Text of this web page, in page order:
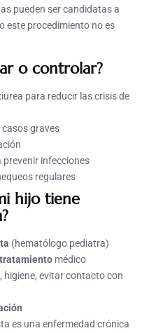
pueden ser candidatas a
este procedimiento no es
o controlar?
para reducir las crisis de
graves
infecciones
regulares
hijo tiene
(hematólogo pediatra)
médico
higiene, evitar contacto con
es una enfermedad crónica